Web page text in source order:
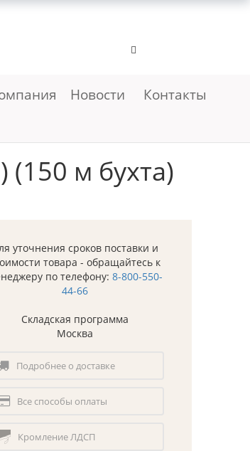
Новости Контакты
м бухта)
уточнения сроков поставки и
товара - обращайтесь к
по телефону: 8-800-550-
44-66
Складская программа
Москва
Подробнее о доставке
Все способы оплаты
Кромление ЛДСП